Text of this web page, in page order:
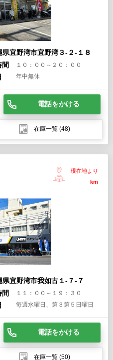
県宜野湾市宜野湾３-２-１８
１０：００～２０：００
年中無休
電話をかける
在庫一覧 (48)
現在地より
-- km
県宜野湾市我如古１-７-７
１１：００～１９：３０
毎週水曜日、第３第５日曜日
電話をかける
在庫一覧 (50)